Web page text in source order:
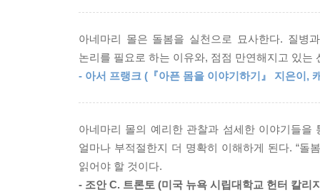
제조사의 혈당 측정기 중 하나를 선택하는 것
대응함으로써 저혈당을 피하고, 먹는 양을 계산
변화와 어려움에 적극적으로 참여하고, 일상의
책임과 실천을 나누는 태도와 연결된다. 돌봄의
관련해서 이 책에서 아네마리 몰이 제시하는 주
‘관리’하는 것이 좋은 돌봄으로 이어지지 못한
환자의 가족과 지인, 관계 기관 등 돌봄 팀 전
받아들이고 동시에 신체, 기계, 식품 및 기타
아네마리 몰은 돌봄을 실천으로 묘사한다. 질병
논리를 필요로 하는 이유와, 점점 만연해지고 있
- 아서 프랭크 (『아픈 몸을 이야기하기』 지은이,
아네마리 몰의 예리한 관찰과 섬세한 이야기들을
얼마나 부적절한지 더 명확히 이해하게 된다. “돌
읽어야 할 것이다.
- 조안 C. 트론토 (미국 뉴욕 시립대학교 헌터 칼리